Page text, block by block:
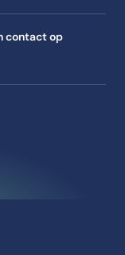
contact op